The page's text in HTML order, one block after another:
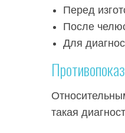
Перед
После
Для
такая